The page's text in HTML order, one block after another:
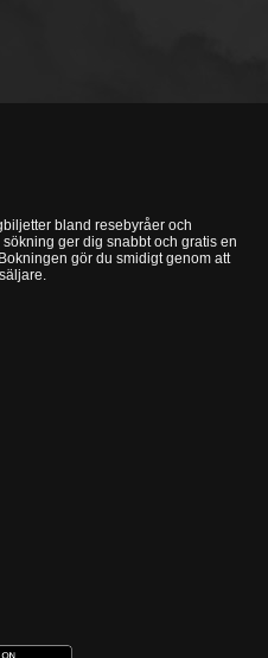
bland resebyråer och
ger dig snabbt och gratis en
gör du smidigt genom att